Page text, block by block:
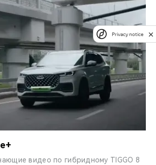
видео по гибридному TIGGO 8
Privacy notice